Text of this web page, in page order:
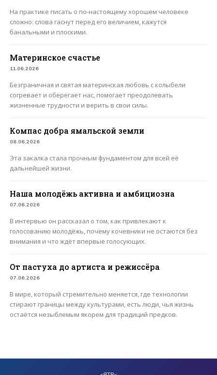
На практике писать о по-настоящему хорошем человеке
сложно: слова гаснут перед его величием, кажутся
банальными и плоскими.
Материнское счастье
11.06.2026
Безграничная и святая материнская любовь с колыбели
согревает и оберегает нас, помогает преодолевать
жизненные трудности и верить в свои силы.
Компас добра ямальской земли
08.06.2026
Эта закалка стала прочным фундаментом для всей её
дальнейшей жизни.
Наша молодёжь активна и амбициозна
07.06.2026
В интервью он рассказал о том, как привлекают к
голосованию молодёжь, почему кочевники не остаются без
внимания и что ждёт впервые голосующих.
От пастуха до артиста и режиссёра
07.06.2026
В мире, который стремительно меняется, где технологии
стирают границы между культурами, есть люди, чья жизнь
остаётся незыблемым якорем для традиций предков.